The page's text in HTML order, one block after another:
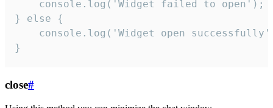
    console.log('Widget failed to open');
} else {
console.log('Widget open
}
close#